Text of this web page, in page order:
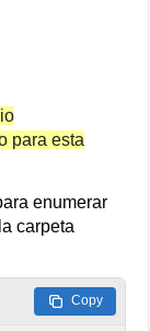
para esta
enumerar
carpeta
Copy